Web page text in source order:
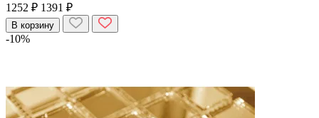
1252 ₽ 1391 ₽
В корзину
-10%